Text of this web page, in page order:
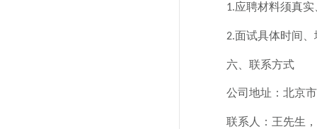
1.应聘材料须真
2.面试具体时间
六、联系方式
公司地址：北京
联系人： 王先生